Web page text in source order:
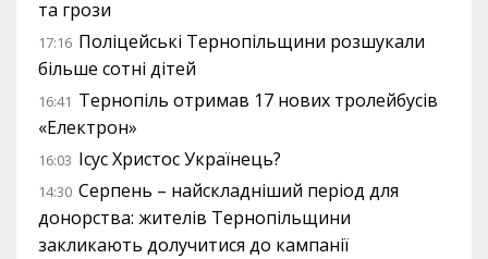
та грози
17:16 Поліцейські Тернопільщини розшукали
більше сотні дітей
16:41 Тернопіль отримав 17 нових тролейбусів
«Електрон»
16:03 Ісус Христос Українець?
14:30 Серпень – найскладніший період для
донорства: жителів Тернопільщини
закликають долучитися до кампанії